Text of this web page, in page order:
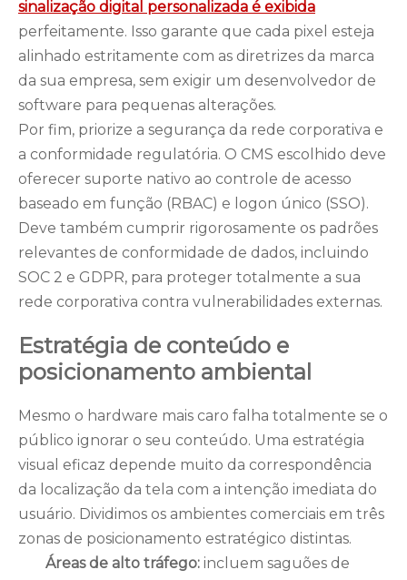
sinalização digital personalizada é exibida
perfeitamente. Isso garante que cada pixel esteja
alinhado estritamente com as diretrizes da marca
da sua empresa, sem exigir um desenvolvedor de
software para pequenas alterações.
Por fim, priorize a segurança da rede corporativa e
a conformidade regulatória. O CMS escolhido deve
oferecer suporte nativo ao controle de acesso
baseado em função (RBAC) e logon único (SSO).
Deve também cumprir rigorosamente os padrões
relevantes de conformidade de dados, incluindo
SOC 2 e GDPR, para proteger totalmente a sua
rede corporativa contra vulnerabilidades externas.
Estratégia de conteúdo e
posicionamento ambiental
Mesmo o hardware mais caro falha totalmente se o
público ignorar o seu conteúdo. Uma estratégia
visual eficaz depende muito da correspondência
da localização da tela com a intenção imediata do
usuário. Dividimos os ambientes comerciais em três
zonas de posicionamento estratégico distintas.
Áreas de alto tráfego: incluem saguões de